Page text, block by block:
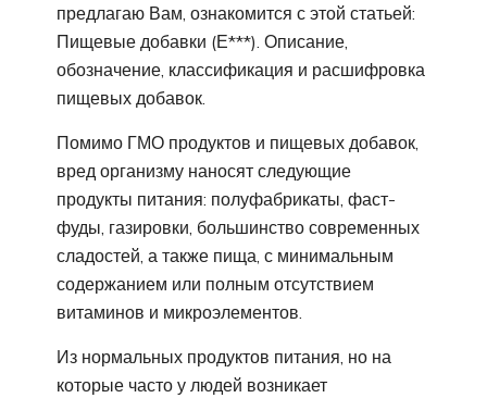
предлагаю Вам, ознакомится с этой статьей:
Пищевые добавки (Е***). Описание,
обозначение, классификация и расшифровка
пищевых добавок.
Помимо ГМО продуктов и пищевых добавок,
вред организму наносят следующие
продукты питания: полуфабрикаты, фаст-
фуды, газировки, большинство современных
сладостей, а также пища, с минимальным
содержанием или полным отсутствием
витаминов и микроэлементов.
Из нормальных продуктов питания, но на
которые часто у людей возникает